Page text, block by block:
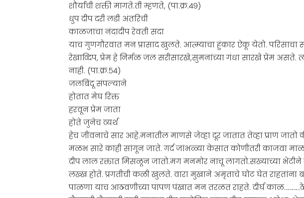
शौर्यांची शक्ती मागते.ती म्हणते, (पा.क्र.४९)
धुप दीप दरी लडी अंतरिची
काळजाचा नंदादीप रेवती सदा
याच गुणगौरवात मन प्रासाद खुलते. आत्म्याचा हुंकार ऐकू येतो. परिसाचा
रेखाव्दिप, प्रेम हे निर्मळ जल सरीसारखे,सुमनांच्या गंधा सारखे प्रेम असते.
नाही. (पा.क्र.५४)
जलबिंदू संपल्याने
होतात मेघ रिक्त
हरवून प्रेम जाता
होते जुनेच व्यर्थ
हेच जीवनाचे सार आहे.मनातील माणसे जेव्हा दूर जातात तेव्हा प्राण
मळभ सारे काही सांगून जाते. गर्द जांभळ्या केसात कोणीतरी काजवा
दीप लाल रक्तात मिसळून जातो.मग मनमोर नाचू लागतो.सख्याच्या भेटीने
लख्ख होते. प्रगतीची कळी खुलते. वारा मुखाने अमृताचे घोट घेत
पाळणा याच आठवणीच्या पापण पंखात मन तरळत राहते. दीर्घ